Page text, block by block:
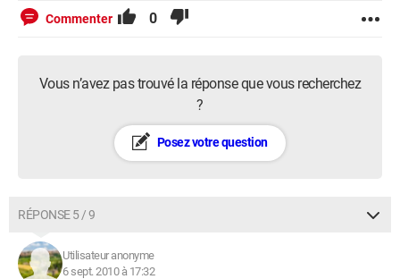
Commenter 0
Vous n’avez pas trouvé la réponse que vous recherchez
?
Posez votre question
RÉPONSE 5 / 9
Utilisateur anonyme
6 sept. 2010 à 17:32